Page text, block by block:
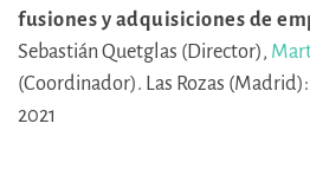
fusiones y adquisiciones de
Sebastián Quetglas (Director),
(Coordinador). Las Rozas
2021